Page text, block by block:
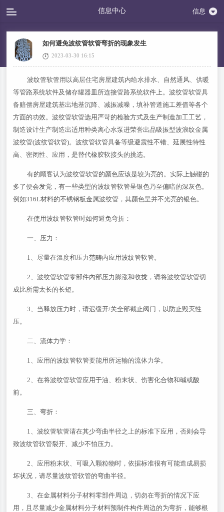
信息中心 信息
如何避免波纹管软管弯折的现象发生
2023-03-30 16:15
波纹管软管用以高层住宅房屋建筑内给水排水、自然通风、供暖
等管路系统软件及储存罐器皿所连接管路系统软件上。波纹管软管具
备赔偿房屋建筑基出地基沉降、减振减噪，填补管道施工差值等各个
方面的功效。波纹管软管选用严苛的检验方式及生产制造加工工艺，
制造设计生产制造出适用种类离心水泵进荣誉出品吸振型波浪纹金属
波纹管(波纹管软管)。波纹管软管具备等级避震性不错、延展性特性
高、密闭性、应用，是替代橡胶软接头的挑选。
有的顾客认为波纹管软管的颜色应该是较为亮的。实际上触碰的
多了便会发觉，有一些类型的波纹管软管呈银色乃至偏暗的深灰色。
例如316L材料的不锈钢板金属波纹管，其颜色呈并不光亮的银色。
在使用波纹管软管时如何避免弯折：
一、压力：
1、尽量在溫度和压力范畴内应用波纹管软管。
2、波纹管软管零部件內部压力膨涨和收拢，请将波纹管软管切
成比所需太长的长短。
3、当释放压力时，请迟缓开/关全部截止阀门，以防止毁灭性
压。
二、流体力学：
1、应用的波纹管软管要能用所运输的流体力学。
2、在将波纹管软管应用于油、粉末状、伤害化合物和碱或酸
前。
三、弯折：
1、波纹管软管请在其少弯曲半径之上的标准下应用，否则会导
致波纹管软管裂开、减少不怕压力。
2、应用粉末状、可吸入颗粒物时，依据标准很有可能造成易损
坏状况，请尽量波纹管软管的弯曲半径。
3、在金属材料分子材料零部件周边，切勿在弯折的情况下应
用，且尽量减少金属材料分子材料预制件构件周边的为弯折，能够根